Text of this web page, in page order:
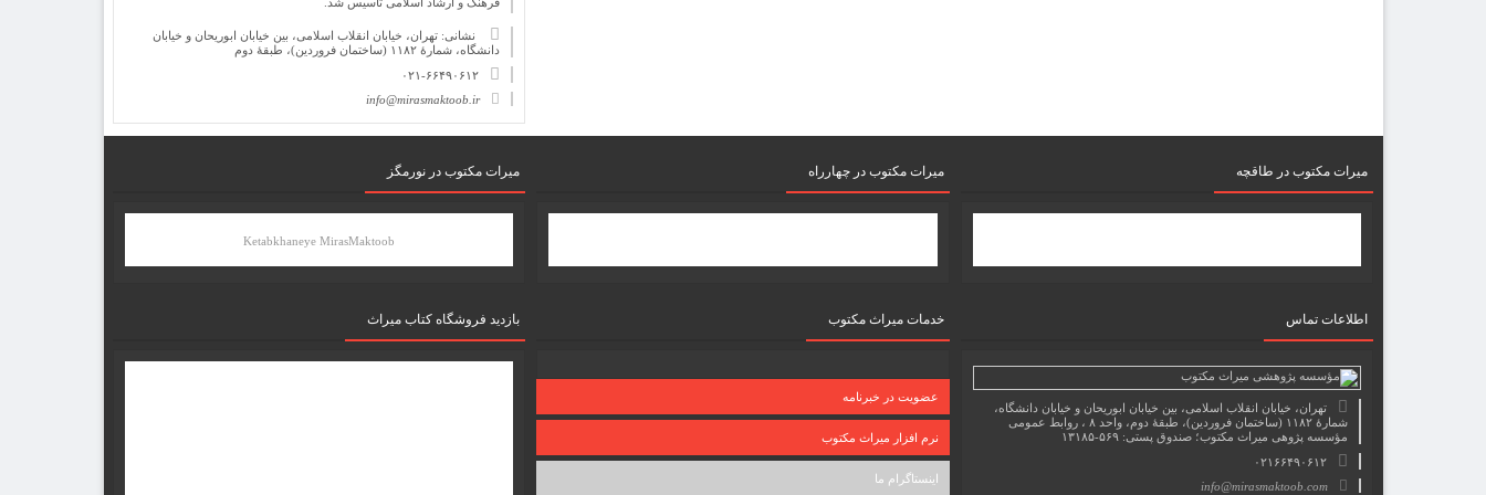
نشانی: تهران، خیابان انقلاب اسلامی، بین خیابان ابوریحان و خیابان
دانشگاه، شمارۀ ۱۱۸۲ (ساختمان فروردین)، طبقۀ دوم
۰۲۱-۶۶۴۹۰۶۱۲
info@mirasmaktoob.ir
میرات مکتوب در طاقچه
اطلاعات تماس
تهران، خیابان انقلاب اسلامی، بین خیابان ابوریحان و خیابان دانشگاه،
شمارۀ ۱۱۸۲ (ساختمان فروردین)، طبقۀ دوم، واحد ۸ ، روابط عمومی
مؤسسه پژوهی میراث مکتوب؛ صندوق پستی: ۵۶۹-۱۳۱۸۵
۰۲۱۶۶۴۹۰۶۱۲
info@mirasmaktoob.com
میرات مکتوب در چهارراه
خدمات میراث مکتوب
عضویت در خبرنامه
نرم افزار میراث مکتوب
اینستاگرام ما
میرات مکتوب در نورمگز
Ketabkhaneye MirasMaktoob
بازدید فروشگاه کتاب میراث